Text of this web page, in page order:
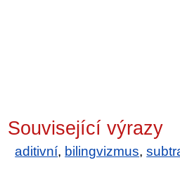
Související výrazy
aditivní, bilingvizmus,